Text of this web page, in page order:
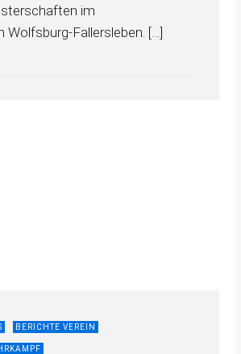
im
Wolfsburg-Fallersleben. […]
BERICHTE VEREIN